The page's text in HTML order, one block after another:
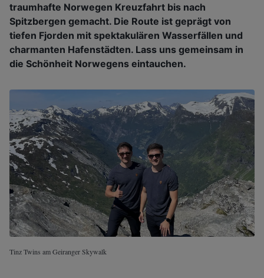
traumhafte Norwegen Kreuzfahrt bis nach
Spitzbergen gemacht. Die Route ist geprägt von
tiefen Fjorden mit spektakulären Wasserfällen und
charmanten Hafenstädten. Lass uns gemeinsam in
die Schönheit Norwegens eintauchen.
Tinz Twins am Geiranger Skywalk